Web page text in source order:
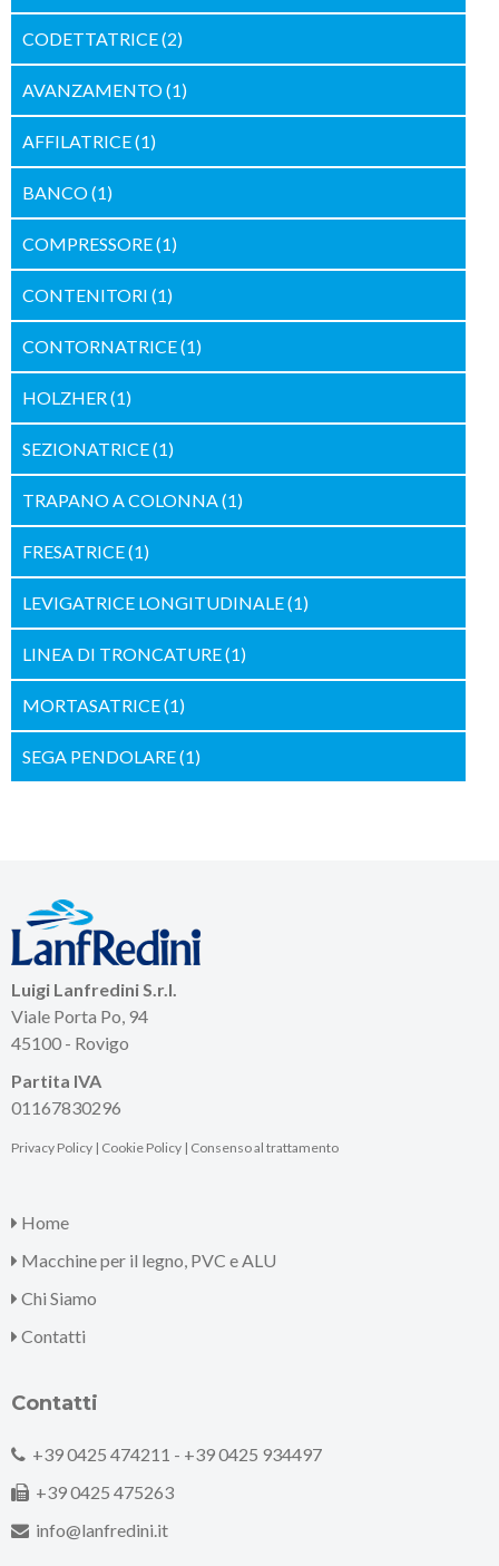
CODETTATRICE(2)
AVANZAMENTO(1)
AFFILATRICE(1)
BANCO(1)
COMPRESSORE(1)
CONTENITORI (1)
CONTORNATRICE(1)
HOLZHER (1)
SEZIONATRICE(1)
TRAPANO A COLONNA (1)
FRESATRICE(1)
LEVIGATRICE LONGITUDINALE(1)
LINEA DI TRONCATURE(1)
MORTASATRICE(1)
SEGA PENDOLARE(1)
Luigi Lanfredini S.r.l.
Viale Porta Po, 94
45100 - Rovigo
Partita IVA
01167830296
Privacy Policy | Cookie Policy | Consenso al trattamento
Home
Macchine per il legno, PVC e ALU
Chi Siamo
Contatti
Contatti
+39 0425 474211 - +39 0425 934497
+39 0425 475263
info@lanfredini.it